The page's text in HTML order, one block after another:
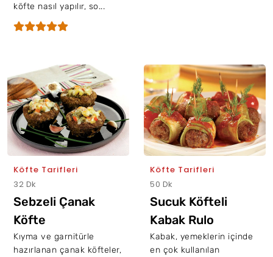
köfte nasıl yapılır, so...
Köfte Tarifleri
32 Dk
Sebzeli Çanak
Köfte
Kıyma ve garnitürle
hazırlanan çanak köfteler,
Köfte Tarifleri
50 Dk
Sucuk Köfteli
Kabak Rulo
Kabak, yemeklerin içinde
en çok kullanılan